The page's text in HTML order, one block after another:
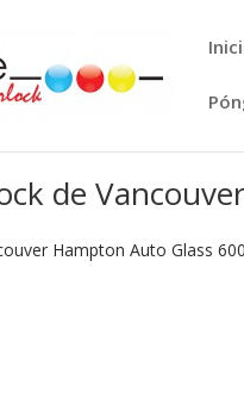
de Vancouver
Hampton Auto Glass